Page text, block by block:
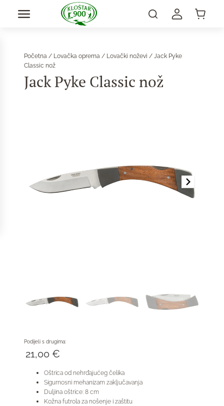
Početna / Lovačka oprema / Lovački noževi / Jack Pyke
Classic nož
Jack Pyke Classic nož
Podijeli s drugima:
21,00 €
Oštrica od nehrđajućeg čelika
Sigurnosni mehanizam zaključavanja
Duljina oštrice: 8 cm
Kožna futrola za nošenje i zaštitu